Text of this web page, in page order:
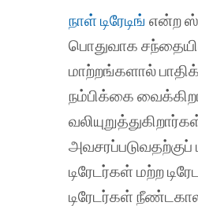
நாள் டிரேடிங் என்ற
பொதுவாக
மாற்றங்களால்
நம்பிக்கை
அவசரப்படுவதற்குப்
டிரேடர்கள் மற்ற
டிரேடர்கள்